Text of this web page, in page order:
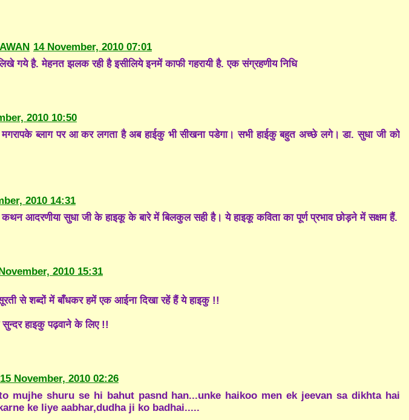
14 November, 2010 07:01
गये है़. मेहनत झलक रही है इसीलिये इनमें काफी गहरायी है. एक संग्रहणीय निधि
2010 10:50
ब्लाग पर आ कर लगता है अब हाईकु भी सीखना पडेगा। सभी हाईकु बहुत अच्छे लगे। डा. सुधा जी को
2010 14:31
कथन आदरणीया सुधा जी के हाइकू के बारे में बिलकुल सही है। ये हाइकू कविता का पूर्ण प्रभाव छोड़ने में सक्षम हैं.
2010 15:31
से शब्दों में बाँधकर हमें एक आईना दिखा रहें हैं ये हाइकु !!
सुन्दर हाइकु पढ़वाने के लिए !!
15 November, 2010 02:26
mujhe shuru se hi bahut pasnd han...unke haikoo men ek jeevan sa dikhta hai
ke liye aabhar,dudha ji ko badhai.....